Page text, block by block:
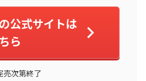
公式サイトは
ら
次第終了